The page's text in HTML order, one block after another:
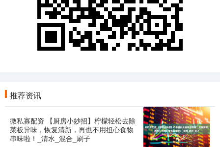
推荐资讯
微私寡配资 【厨房小妙招】柠檬轻松去除
菜板异味，恢复清新，再也不用担心食物
串味啦！_清水_混合_刷子